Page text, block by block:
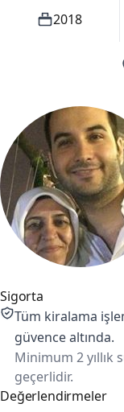
2018
Sigorta
Tüm kiralama
güvence altında.
Minimum 2 yıllık
geçerlidir.
Değerlendirmeler